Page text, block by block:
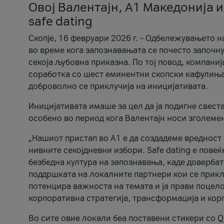
Овој Валентајн, A1 Македонија
safe dating
Скопје, 16 февруари 2026 г. – Одбележувањето
во време кога запознавањата се почесто
секоја љубовна приказна. По тој повод,
соработка со шест еминентни скопски
доброволно се приклучија на иницијативата.
Иницијативата имаше за цел да ја подигне
особено во период кога Валентајн носи
„Нашиот пристап во А1 е да создадеме вредност
нивните секојдневни избори. Safe dating е
безбедна култура на запознавања, каде
поддршката на локалните партнери кои се
потенцира важноста на темата и ја прави
корпоративна стратегија, трансформација и
Во сите овие локали беа поставени стикери со